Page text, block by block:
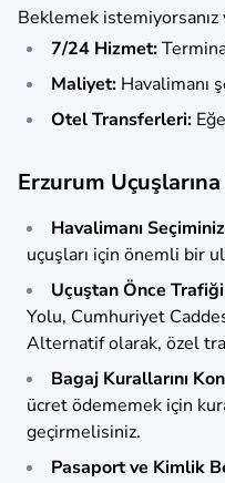
Beklemek istemiyorsanız
7/24 Hizmet:
Maliyet: Havalimanı
Otel Transferleri:
Erzurum
Havalimanı
uçuşları için önemli bir
Uçuştan Önce
Yolu, Cumhuriyet
Alternatif olarak, özel
Bagaj Kurallarını
ücret ödememek için
geçirmelisiniz.
Pasaport ve Kimlik